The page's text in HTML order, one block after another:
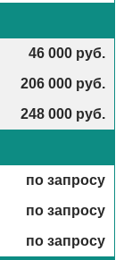
46 000 руб.
206 000 руб.
248 000 руб.
по запросу
по запросу
по запросу